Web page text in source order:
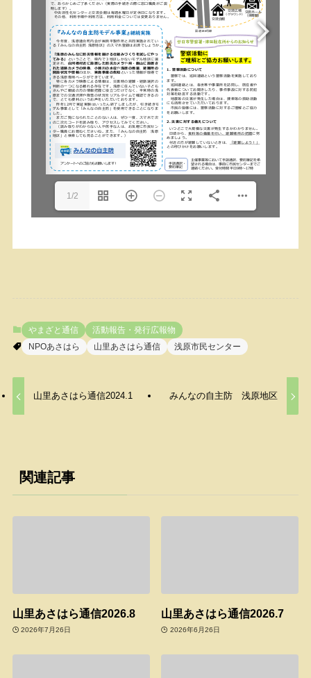
1/2
やまざと通信
活動報告・発行広報物
NPOあさはら
山里あさはら通信 浅原市民センター
山里あさはら通信2024.1 みんなの自主防 浅原地区
関連記事
山里あさはら通信2026.8
2026年7月26日
山里あさはら通信2026.7
2026年6月26日